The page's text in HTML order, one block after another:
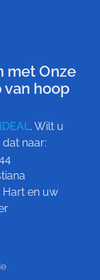
met Onze
van hoop
iDEAL. Wilt u
naar:
Hart en uw